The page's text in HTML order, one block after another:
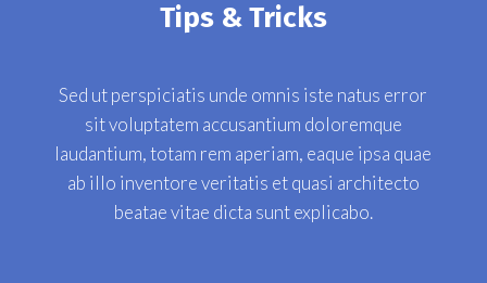
Tips & Tricks
Sed ut perspiciatis unde omnis iste natus error
sit voluptatem accusantium doloremque
laudantium, totam rem aperiam, eaque ipsa quae
ab illo inventore veritatis et quasi architecto
beatae vitae dicta sunt explicabo.